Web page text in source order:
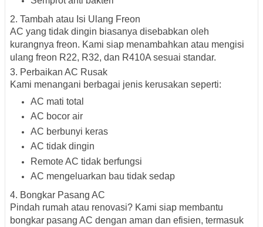
2. Tambah atau Isi Ulang Freon
AC yang tidak dingin biasanya disebabkan oleh
kurangnya freon. Kami siap menambahkan atau mengisi
ulang freon R22, R32, dan R410A sesuai standar.
3. Perbaikan AC Rusak
Kami menangani berbagai jenis kerusakan seperti:
AC mati total
AC bocor air
AC berbunyi keras
AC tidak dingin
Remote AC tidak berfungsi
AC mengeluarkan bau tidak sedap
4. Bongkar Pasang AC
Pindah rumah atau renovasi? Kami siap membantu
bongkar pasang AC dengan aman dan efisien, termasuk